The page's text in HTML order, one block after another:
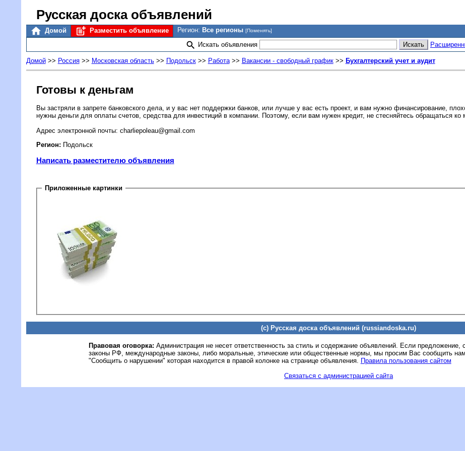
Русская доска объявлений
Домой Разместить объявление Регион: Все регионы [Поменять]
Искать объявления
Домой>> Россия>> Московская область>> Подольск>> Работа>> Вакансии - свободный график>> Бухгалтерский учет и аудит
Готовы к деньгам
Вы застряли в запрете банковского дела, и у вас нет поддержки банков, или лучше у вас есть проект, и вам нужно финансирование,
нужны деньги для оплаты счетов, средства для инвестиций в компании. Поэтому, если вам нужен кредит, не стесняйтесь обращаться ко
Адрес электронной почты: charliepoleau@gmail.com
Регион: Подольск
Написать разместителю объявления
Приложенные картинки
(c) Русская доска объявлений (russiandoska.ru)
Правовая оговорка: Администрация не несет ответственность за стиль и содержание объявлений. Если
законы РФ, международные законы, либо моральные, этические или общественные нормы, мы просим Вас сообщить
"Сообщить о нарушении" которая находится в правой колонке на странице объявления. Правила пользования сайтом
Связаться с администрацией сайта